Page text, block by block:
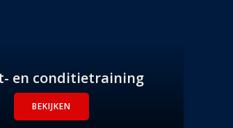
en conditietraining
BEKIJKEN